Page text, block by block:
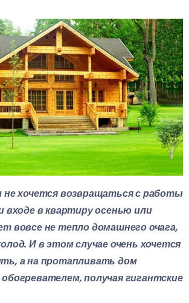
не хочется возвращаться с работы
входе в квартиру осенью или
вовсе не тепло домашнего очага,
И в этом случае очень хочется
а на протапливать дом
получая гигантские